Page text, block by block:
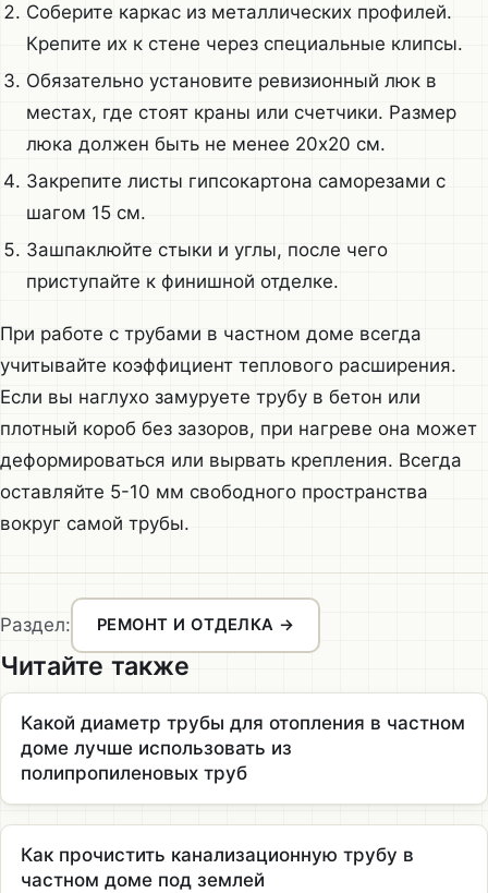
Соберите каркас из металлических профилей.
Крепите их к стене через специальные клипсы.
Обязательно установите ревизионный люк в
местах, где стоят краны или счетчики. Размер
люка должен быть не менее 20х20 см.
Закрепите листы гипсокартона саморезами с
шагом 15 см.
Зашпаклюйте стыки и углы, после чего
приступайте к финишной отделке.
При работе с трубами в частном доме всегда
учитывайте коэффициент теплового расширения.
Если вы наглухо замуруете трубу в бетон или
плотный короб без зазоров, при нагреве она может
деформироваться или вырвать крепления. Всегда
оставляйте 5-10 мм свободного пространства
вокруг самой трубы.
Раздел: РЕМОНТ И ОТДЕЛКА →
Читайте также
Какой диаметр трубы для отопления в частном
доме лучше использовать из
полипропиленовых труб
Как прочистить канализационную трубу в
частном доме под землей